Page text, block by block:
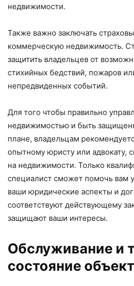
недвижимости.
Также важно заключать
коммерческую недвижимость.
защитить владельцев от
стихийных бедствий, пожаров
непредвиденных событий.
Для того чтобы правильно
недвижимостью и быть
плане, владельцам
опытному юристу или адвокату,
на недвижимости. Только
специалист сможет помочь вам
ваши юридические аспекты и
соответствуют действующему
защищают ваши интересы.
Обслуживание и
состояние